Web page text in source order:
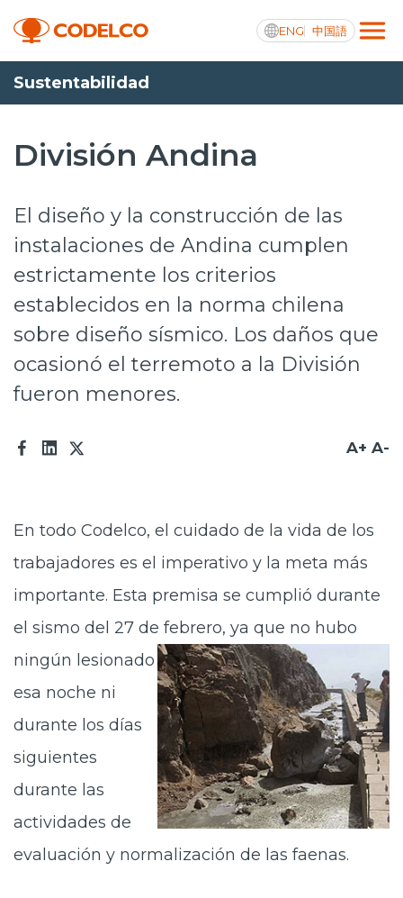
ENG 中国語
Transparencia activa
Operaciones
Proyectos
Sustentabilidad
Inversionistas
Canales de denuncia
Proveedores
Sustentabilidad
División Andina
El diseño y la construcción de las
instalaciones de Andina cumplen
estrictamente los criterios
establecidos en la norma chilena
sobre diseño sísmico. Los daños que
ocasionó el terremoto a la División
fueron menores.
A+ A-
En todo Codelco, el cuidado de la vida de los
trabajadores es el imperativo y la meta más
importante. Esta premisa se cumplió durante
el sismo del 27 de febrero, ya que no hubo
ningún lesionado
esa noche ni
durante los días
siguientes
durante las
actividades de
evaluación y normalización de las faenas.